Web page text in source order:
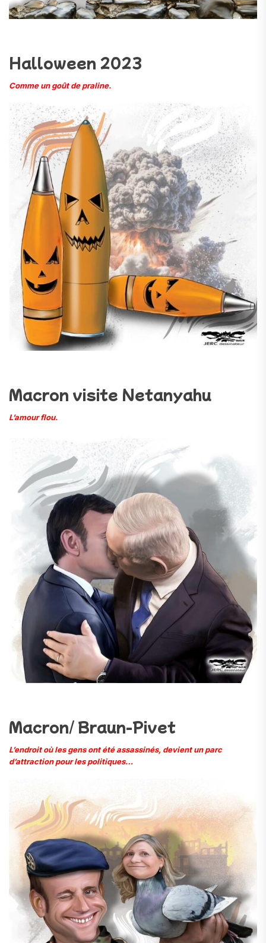
Halloween 2023
Comme un goût de praline.
Macron visite Netanyahu
L’amour flou.
Macron/ Braun-Pivet
L’endroit où les gens ont été assassinés, devient un parc
d’attraction pour les politiques…